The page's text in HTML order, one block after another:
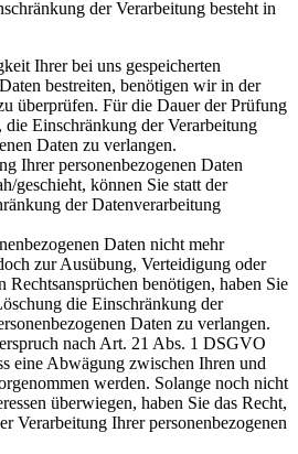
der Verarbeitung besteht in
Ihrer bei uns gespeicherten
bestreiten, benötigen wir in der
überprüfen. Für die Dauer der Prüfung
die Einschränkung der Verarbeitung
Daten zu verlangen.
Ihrer personenbezogenen Daten
geschieht, können Sie statt der
der Datenverarbeitung
Daten nicht mehr
zur Ausübung, Verteidigung oder
Rechtsansprüchen benötigen, haben Sie
die Einschränkung der
Daten zu verlangen.
nach Art. 21 Abs. 1 DSGVO
eine Abwägung zwischen Ihren und
werden. Solange noch nicht
überwiegen, haben Sie das Recht,
Verarbeitung Ihrer personenbezogenen